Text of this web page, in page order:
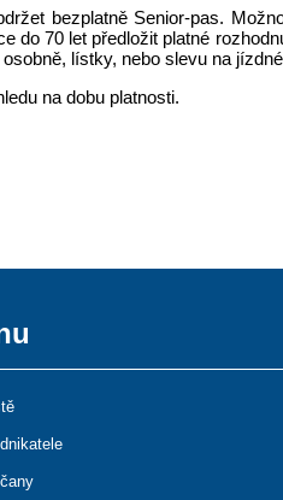
bezplatně Senior-pas.
do 70 let předložit platné
lístky, nebo slevu na
na dobu platnosti.